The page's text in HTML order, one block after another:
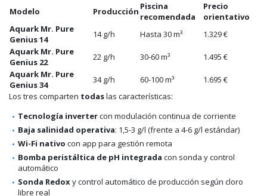
Modelo Producción Piscina
recomendada
Precio
orientativo
Aquark Mr. Pure
Genius 14
14 g/h Hasta 30 m³
1.329 €
Aquark Mr. Pure
Genius 22
22 g/h 30-60 m³
1.495 €
Aquark Mr. Pure
Genius 34
34 g/h 60-100 m³
1.695 €
Los tres comparten todaslas características:
Tecnología invertercon modulación continua de corriente
Baja salinidad operativa: 1,5-3 g/l (frente a 4-6 g/l estándar)
Wi-Fi nativo con app para gestión remota
Bomba peristáltica de pH integrada con sonda y control
automático
Sonda Redoxy control automático de producción según cloro
libre real